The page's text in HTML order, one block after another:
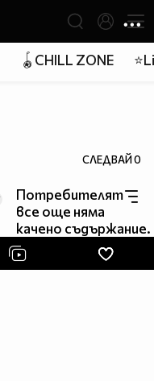
🪀CHILL ZONE
СЛЕДВАЙ0
Потребителят
все още няма
качено съдържание.